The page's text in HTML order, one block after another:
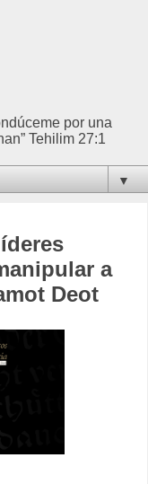
por una
Tehilim 27:1
▼
a
Deot